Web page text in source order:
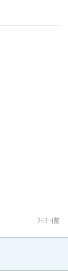
243日前